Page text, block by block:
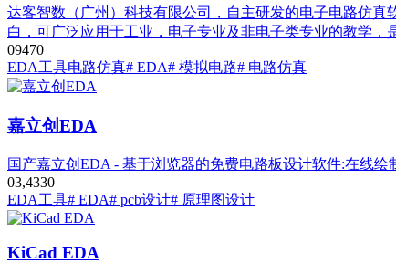
达客智数（广州）科技有限公司，自主研发的电子电路仿真
白，可广泛应用于工业，电子专业及非电子类专业的教学，
09470
EDA工具电路仿真# EDA# 模拟电路# 电路仿真
嘉立创EDA
国产嘉立创EDA - 基于浏览器的免费电路板设计软件:在线
03,4330
EDA工具# EDA# pcb设计# 原理图设计
KiCad EDA